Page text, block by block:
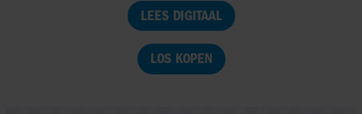
LEES DIGITAAL
LOS KOPEN